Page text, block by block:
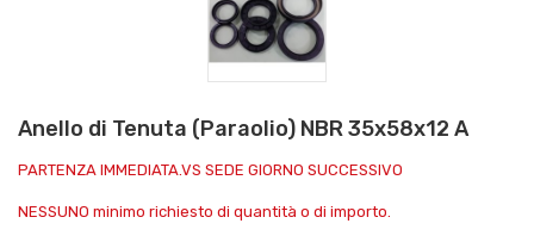
Anello di Tenuta (Paraolio) NBR 35x58x12 A
PARTENZA IMMEDIATA.VS SEDE GIORNO SUCCESSIVO
NESSUNO minimo richiesto di quantità o di importo.